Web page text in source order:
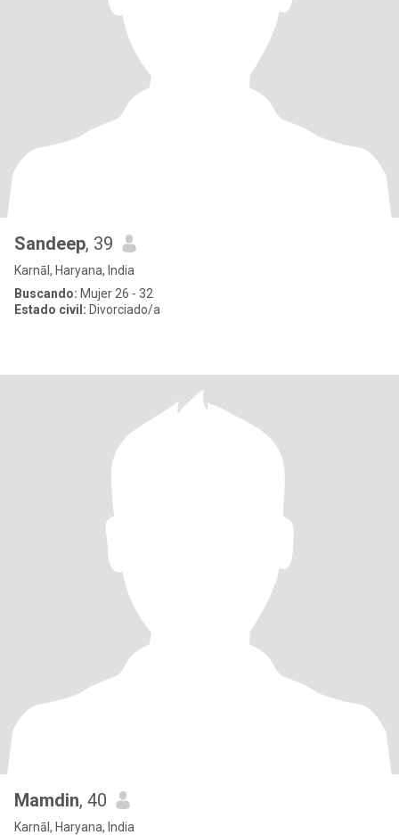
Sandeep, 39
Karnāl, Haryana, India
Buscando: Mujer 26 - 32
Estado civil: Divorciado/a
Mamdin, 40
Karnāl, Haryana, India